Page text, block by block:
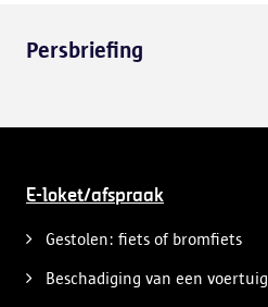
Persbriefing
E-loket/afspraak
Gestolen: fiets of bromfiets
Beschadiging van een voertuig